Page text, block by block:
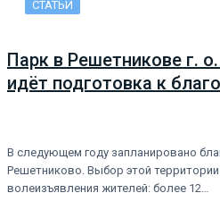
СТАТЬИ
Парк в Решетникове г.
идёт подготовка к
В следующем году запланировано
Решетниково. Выбор этой
волеизъявления жителей: более 12…